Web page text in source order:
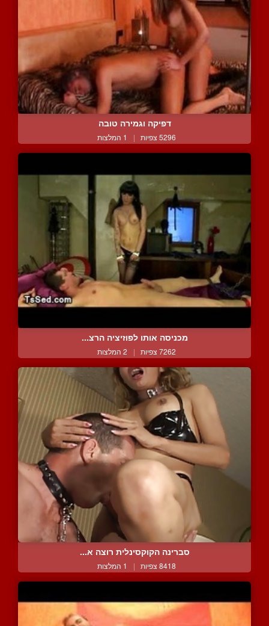
דפיקה וגמירה טובה
5296 צפיות | 1 המלצות
מכניסה אותו לפוזיציה הרצ...
7262 צפיות | 2 המלצות
סברינה הקוקסינלית רוצה א...
8418 צפיות | 1 המלצות